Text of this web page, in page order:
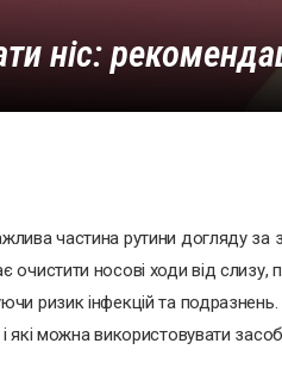
ніс:
частина рутини догляду за
носові ходи від слизу,
ризик інфекцій та
які можна використовувати